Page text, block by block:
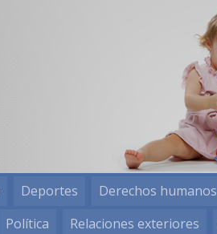
Deportes Derechos humanos
Política Relaciones exteriores